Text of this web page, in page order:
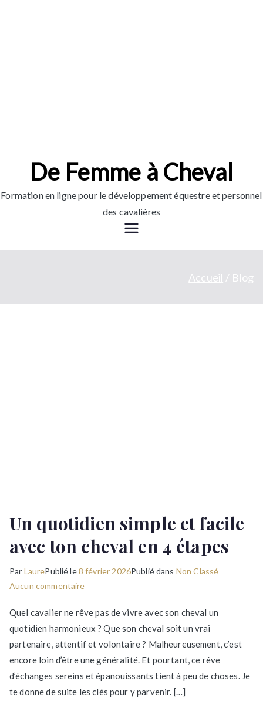
De Femme à Cheval
Formation en ligne pour le développement équestre et personnel
des cavalières
Accueil Blog
Un quotidien simple et facile
avec ton cheval en 4 étapes
Par LaurePublié le8 février 2026Publié dans Non Classé
Aucun commentairesur
quotidien
simple
et
facile
avec
ton
Quel cavalier ne rêve pas de vivre avec son cheval un
quotidien harmonieux ? Que son cheval soit un vrai
partenaire, attentif et volontaire ? Malheureusement, c’est
encore loin d’être une généralité. Et pourtant, ce rêve
d’échanges sereins et épanouissants tient à peu de choses. Je
te donne de suite les clés pour y parvenir. […]